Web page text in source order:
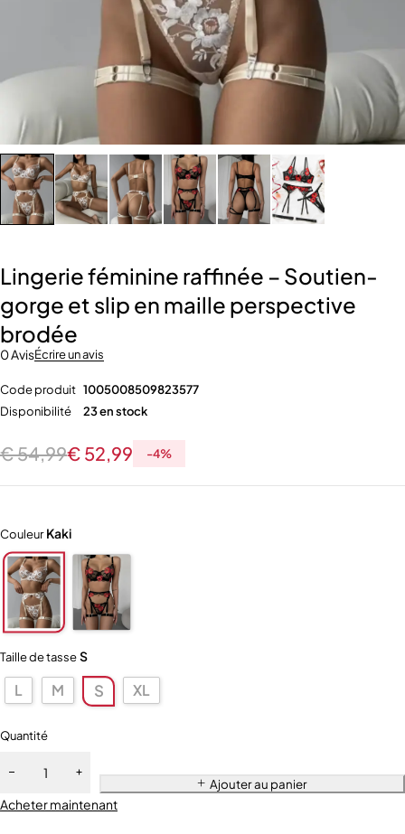
Lingerie féminine raffinée – Soutien-
gorge et slip en maille perspective
brodée
0 AvisÉcrire un avis
Code produit 1005008509823577
Disponibilité
23 en stock
€54,99€ 52,99 -4%
Couleur Kaki
Taille de tasseS
L M S XL
Quantité
Ajouter au panier
Acheter maintenant